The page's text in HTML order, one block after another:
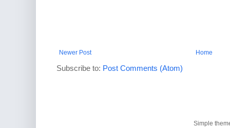
Newer Post Home
Subscribe to: Post Comments (Atom)
Simple